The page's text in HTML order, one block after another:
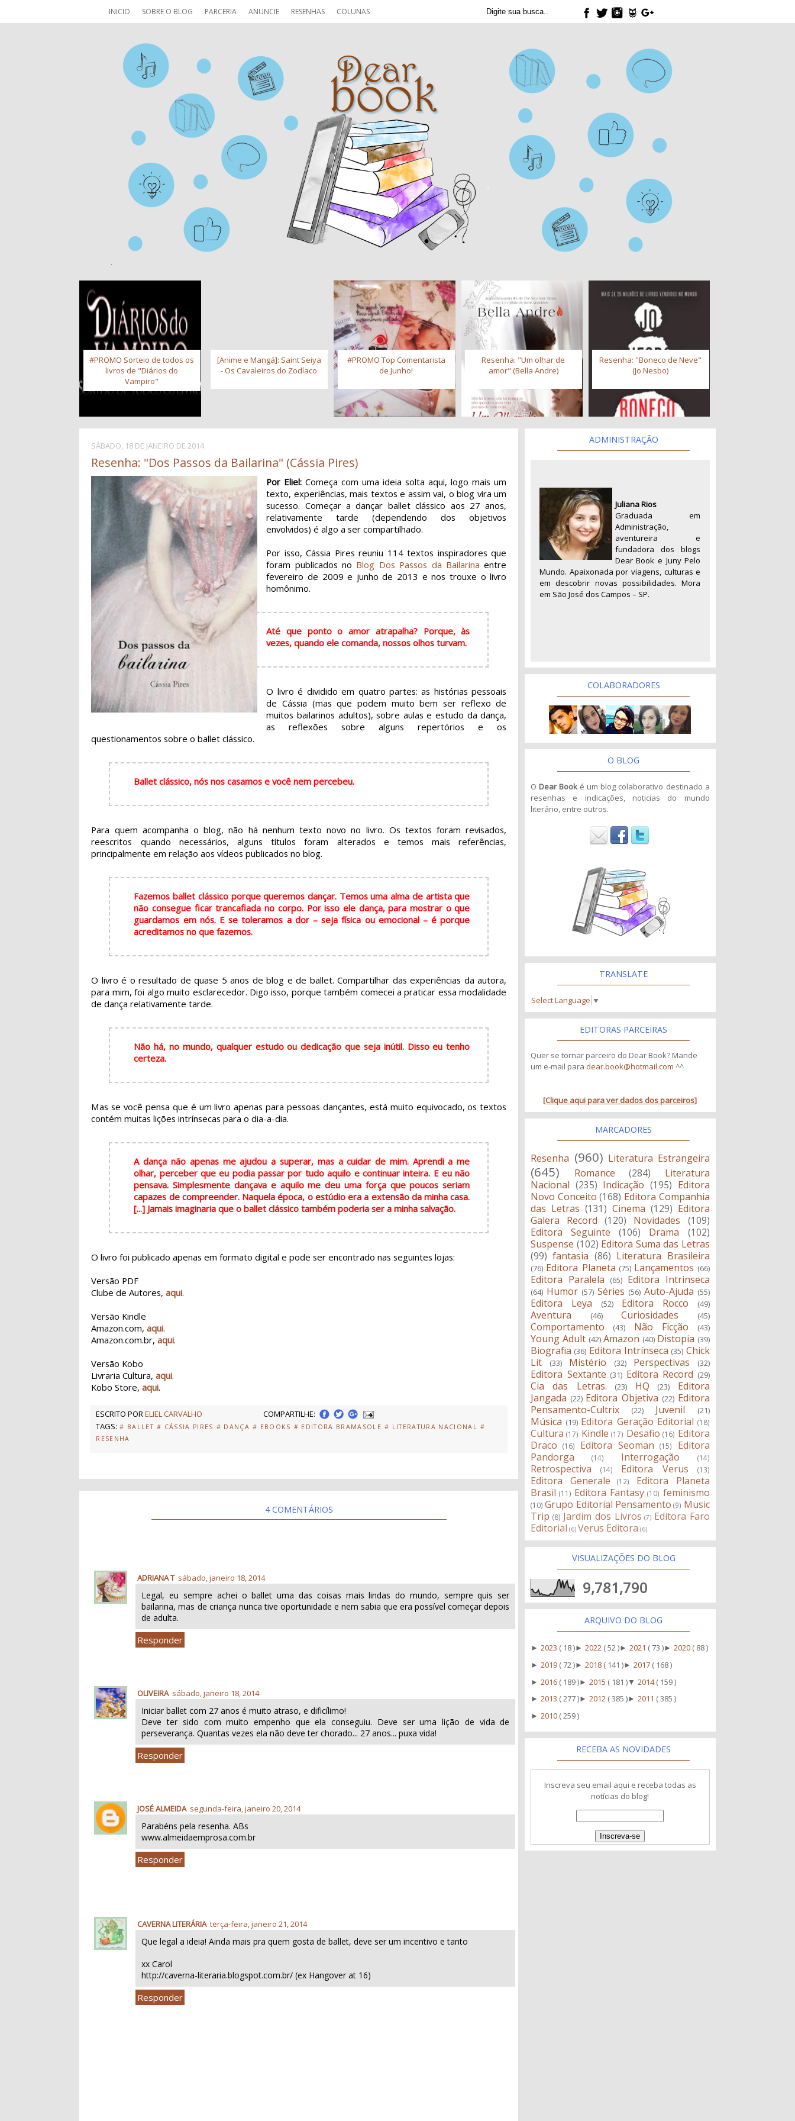
INICIO SOBRE O BLOG PARCERIA ANUNCIE RESENHAS COLUNAS
#PROMO Sorteio de todos os
livros de "Diários do
Vampiro"
[Anime e Mangá]: Saint Seiya
- Os Cavaleiros do Zodíaco
#PROMO Top Comentarista
de Junho!
Resenha: "Um olhar de
amor" (Bella Andre)
Resenha: "Boneco de Neve"
(Jo Nesbo)
SÁBADO, 18 DE JANEIRO DE 2014
Resenha: "Dos Passos da Bailarina" (Cássia Pires)
Por Eliel: Começa com uma ideia solta aqui, logo mais um
texto, experiências, mais textos e assim vai, o blog vira um
sucesso. Começar a dançar ballet clássico aos 27 anos,
relativamente tarde (dependendo dos objetivos
envolvidos) é algo a ser compartilhado.
Por isso, Cássia Pires reuniu 114 textos inspiradores que
foram publicados no Blog Dos Passos da Bailarina entre
fevereiro de 2009 e junho de 2013 e nos trouxe o livro
homônimo.
Até que ponto o amor atrapalha? Porque, às
vezes, quando ele comanda, nossos olhos turvam.
O livro é dividido em quatro partes: as histórias pessoais
de Cássia (mas que podem muito bem ser reflexo de
muitos bailarinos adultos), sobre aulas e estudo da dança,
as reflexões sobre alguns repertórios e os
questionamentos sobre o ballet clássico.
Ballet clássico, nós nos casamos e você nem percebeu.
Para quem acompanha o blog, não há nenhum texto novo no livro. Os textos foram revisados,
reescritos quando necessários, alguns títulos foram alterados e temos mais referências,
principalmente em relação aos vídeos publicados no blog.
Fazemos ballet clássico porque queremos dançar. Temos uma alma de artista que
não consegue ficar trancafiada no corpo. Por isso ele dança, para mostrar o que
guardamos em nós. E se toleramos a dor – seja física ou emocional – é porque
acreditamos no que fazemos.
O livro é o resultado de quase 5 anos de blog e de ballet. Compartilhar das experiências da autora,
para mim, foi algo muito esclarecedor. Digo isso, porque também comecei a praticar essa modalidade
de dança relativamente tarde.
Não há, no mundo, qualquer estudo ou dedicação que seja inútil. Disso eu tenho
certeza.
Mas se você pensa que é um livro apenas para pessoas dançantes, está muito equivocado, os textos
contém muitas lições intrínsecas para o dia-a-dia.
A dança não apenas me ajudou a superar, mas a cuidar de mim. Aprendi a me
olhar, perceber que eu podia passar por tudo aquilo e continuar inteira. E eu não
pensava. Simplesmente dançava e aquilo me deu uma força que poucos seriam
capazes de compreender. Naquela época, o estúdio era a extensão da minha casa.
[...] Jamais imaginaria que o ballet clássico também poderia ser a minha salvação.
O livro foi publicado apenas em formato digital e pode ser encontrado nas seguintes lojas:
Versão PDF
Clube de Autores,aqui.
Versão Kindle
Amazon.com,aqui.
Amazon.com.br,aqui.
Versão Kobo
Livraria Cultura,aqui.
Kobo Store,aqui.
ESCRITO PORELIEL CARVALHO
COMPARTILHE:
TAGS: # BALLET # CÁSSIA PIRES # DANÇA # EBOOKS # EDITORA BRAMASOLE # LITERATURA NACIONAL
#
RESENHA
4 COMENTÁRIOS
ADRIANA T sábado, janeiro 18, 2014
Legal, eu sempre achei o ballet uma das coisas mais lindas do mundo, sempre quis ser
bailarina, mas de criança nunca tive oportunidade e nem sabia que era possível começar depois
de adulta.
Responder
OLIVEIRA sábado, janeiro 18, 2014
Iniciar ballet com 27 anos é muito atraso, e dificílimo!
Deve ter sido com muito empenho que ela conseguiu. Deve ser uma lição de vida de
perseverança. Quantas vezes ela não deve ter chorado... 27 anos... puxa vida!
Responder
JOSÉ ALMEIDA segunda-feira, janeiro 20, 2014
Parabéns pela resenha. ABs
www.almeidaemprosa.com.br
Responder
CAVERNA LITERÁRIA terça-feira, janeiro 21, 2014
Que legal a ideia! Ainda mais pra quem gosta de ballet, deve ser um incentivo e tanto
xx Carol
http://caverna-literaria.blogspot.com.br/ (ex Hangover at 16)
Responder
ADMINISTRAÇÃO
Juliana Rios
Graduada em
Administração,
aventureira e
fundadora dos blogs
Dear Book e Juny Pelo
Mundo. Apaixonada por viagens, culturas e
em descobrir novas possibilidades. Mora
em São José dos Campos – SP.
COLABORADORES
O BLOG
O Dear Book é um blog colaborativo destinado a
resenhas e indicações, noticias do mundo
literário, entre outros.
TRANSLATE
Select Language ▼
EDITORAS PARCEIRAS
Quer se tornar parceiro do Dear Book? Mande
um e-mail para dear.book@hotmail.com ^^
[Clique aqui para ver dados dos parceiros]
MARCADORES
Resenha (960) Literatura Estrangeira
(645) Romance (284)
Literatura
Nacional (235) Indicação (195) Editora
Novo Conceito (168) Editora Companhia
das Letras (131) Cinema (129) Editora
Galera Record
(120) Novidades
(109)
Editora Seguinte
(106) Drama
(102)
Suspense (102) Editora Suma das Letras
(99) fantasia (86) Literatura Brasileira
(76) Editora Planeta (75) Lançamentos (66)
Editora Paralela (65) Editora Intrinseca
(64) Humor (57) Séries (56) Auto-Ajuda (55)
Editora Leya (52) Editora Rocco (49)
Aventura (46) Curiosidades (45)
Comportamento (43) Não Ficção (43)
Young Adult (42) Amazon (40) Distopia (39)
Biografia (36) Editora Intrínseca (35) Chick
Lit
(33) Mistério (32) Perspectivas (32)
Editora Sextante (31) Editora Record (29)
Cia das Letras. (23) HQ (23)
Editora
Jangada (22) Editora Objetiva (22) Editora
Pensamento-Cultrix
(22) Juvenil (21)
Música (19) Editora Geração Editorial (18)
Cultura (17) Kindle (17) Desafio (16) Editora
Draco
(16) Editora Seoman (15)
Editora
Pandorga
(14) Interrogação (14)
Retrospectiva (14) Editora Verus (13)
Editora Generale (12)
Editora Planeta
Brasil (11) Editora Fantasy (10) feminismo
(10) Grupo Editorial Pensamento (9) Music
Trip (8) Jardim dos Livros (7) Editora Faro
Editorial (6) Verus Editora (6)
VISUALIZAÇÕES DO BLOG
9,781,790
ARQUIVO DO BLOG
►2023 ( 18 )►2022 ( 52 )►2021 ( 73 )►2020 ( 88 )
►2019 ( 72 )►2018 ( 141 )►2017 ( 168 )
►2016 ( 189 )►2015 ( 181 ) ▼2014( 159 )
►2013 ( 277 )►2012 ( 385 )►2011 ( 385 )
►2010 ( 259 )
RECEBA AS NOVIDADES
Inscreva seu email aqui e receba todas as
notícias do blog!